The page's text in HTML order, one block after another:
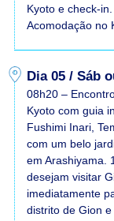
Kyoto e check-
Acomodação no
Dia 05 / Sáb
08h20 –
Kyoto com guia
Fushimi Inari,
com um belo
em Arashiyama.
desejam visitar
imediatamente
distrito de Gion